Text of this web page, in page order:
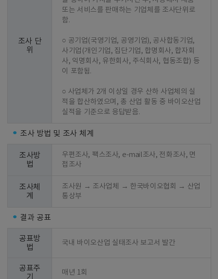
조사 단
위
또는 서비스를 판매하는 기업체를 조사단위로
함.
○ 공기업(국영기업, 공영기업), 공사합동기업,
사기업(개인기업, 집단기업, 합명회사, 합자회
사, 익명회사, 유한회사, 주식회사, 협동조합) 등
이 포함됨.
○ 사업체가 2개 이상일 경우 산하 사업체의 실
적을 합산하였으며, 총 산업 활동 중 바이오산업
실적을 기준으로 응답받음.
조사 방법 및 조사 체계
조사방
법
우편조사, 팩스조사, e-mail조사, 전화조사, 면
접조사
조사체
계
조사원 → 조사업체 → 한국바이오협회 → 산업
통상부
결과 공표
공표방
법
국내 바이오산업 실태조사 보고서 발간
공표주
기
매년 1회